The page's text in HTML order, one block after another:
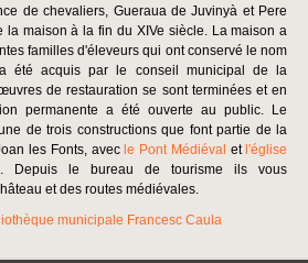
de chevaliers, Gueraua de Juvinyà et Pere
la maison à la fin du XIVe siècle. La maison a
familles d'éleveurs qui ont conservé le nom
été acquis par le conseil municipal de la
de restauration se sont terminées et en
permanente a été ouverte au public. Le
de trois constructions que font partie de la
les Fonts, avec le Pont Médiéval et l'église
. Depuis le bureau de tourisme ils vous
et des routes médiévales.
municipale Francesc Caula